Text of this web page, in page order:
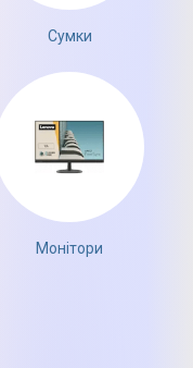
Сумки
Монітори